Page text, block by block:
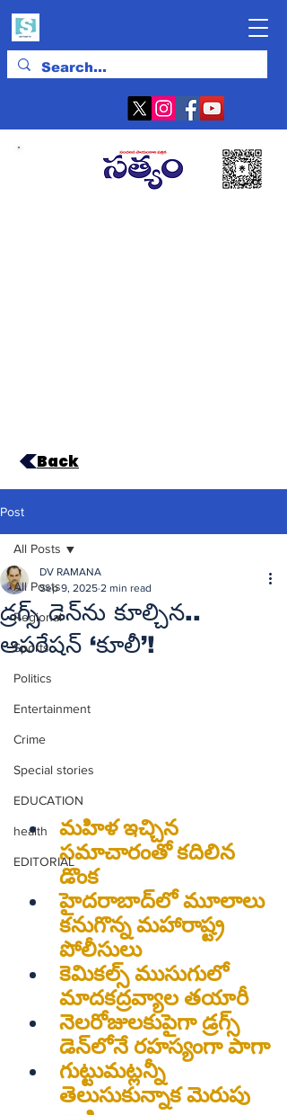
Back
Post
All Posts
Regional
Sports
Politics
Entertainment
Crime
Special stories
EDUCATION
health
EDITORIAL
All Posts
డ్రగ్స్‌ డెన్‌ను కూల్చిన..
ఆపరేషన్‌ ‘కూలీ’!
DV RAMANA
Sep 9, 2025 2 min read
మహిళ ఇచ్చిన
సమాచారంతో కదిలిన
డొంక
హైదరాబాద్‌లో మూలాలు
కనుగొన్న మహారాష్ట్ర
పోలీసులు
కెమికల్స్‌ ముసుగులో
మాదకద్రవ్యాల తయారీ
నెలరోజులకుపైగా డ్రగ్స్‌
డెన్‌లోనే రహస్యంగా పాగా
గుట్టుమట్లన్నీ
తెలుసుకున్నాక మెరుపు